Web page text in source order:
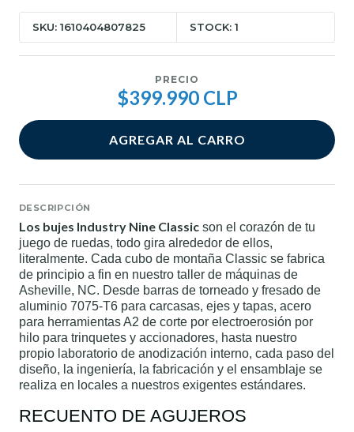
SKU: 1610404807825 STOCK: 1
PRECIO
$399.990 CLP
AGREGAR AL CARRO
DESCRIPCIÓN
Los bujes Industry Nine Classic son el corazón de tu
juego de ruedas, todo gira alrededor de ellos,
literalmente. Cada cubo de montaña Classic se fabrica
de principio a fin en nuestro taller de máquinas de
Asheville, NC. Desde barras de torneado y fresado de
aluminio 7075-T6 para carcasas, ejes y tapas, acero
para herramientas A2 de corte por electroerosión por
hilo para trinquetes y accionadores, hasta nuestro
propio laboratorio de anodización interno, cada paso del
diseño, la ingeniería, la fabricación y el ensamblaje se
realiza en locales a nuestros exigentes estándares.
RECUENTO DE AGUJEROS